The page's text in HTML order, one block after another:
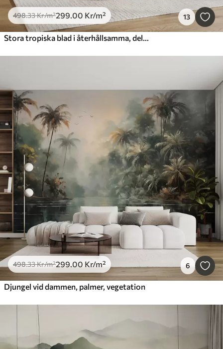
498.33Kr/m²299.00 Kr/m² 13
Stora tropiska blad i återhållsamma, delikata pastellfärger
498.33Kr/m²299.00 Kr/m² 6
Djungel vid dammen, palmer, vegetation